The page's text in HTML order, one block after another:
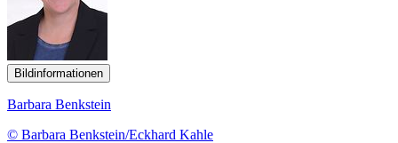
Bildinformationen
Barbara Benkstein
© Barbara Benkstein/Eckhard Kahle